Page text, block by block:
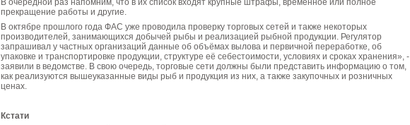
В очередной раз напомним, что в их список входят крупные штрафы, временное или полное
прекращение работы и другие.
В октябре прошлого года ФАС уже проводила проверку торговых сетей и также некоторых
производителей, занимающихся добычей рыбы и реализацией рыбной продукции. Регулятор
запрашивал у частных организаций данные об объёмах вылова и первичной переработке, об
упаковке и транспортировке продукции, структуре её себестоимости, условиях и сроках хранения», -
заявили в ведомстве. В свою очередь, торговые сети должны были представить информацию о том,
как реализуются вышеуказанные виды рыб и продукция из них, а также закупочных и розничных
ценах.
Кстати